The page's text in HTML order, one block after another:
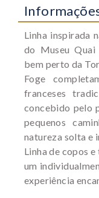
Linha inspirada
do Museu Quai
bem perto da
Foge
franceses
concebido pelo
pequenos
natureza solta e
Linha de copos
um
experiência